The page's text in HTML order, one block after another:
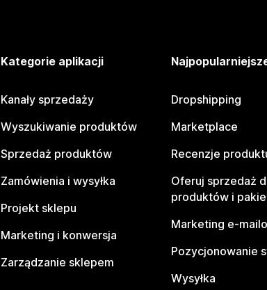
Kategorie aplikacji
Kanały sprzedaży
Wyszukiwanie produktów
Sprzedaż produktów
Zamówienia i wysyłka
Projekt sklepu
Marketing i konwersja
Zarządzanie sklepem
Dropshipping
Marketplace
Recenzje
Oferuj sprzedaż
produktów i
Marketing e-
Pozycjonowanie
Wysyłka